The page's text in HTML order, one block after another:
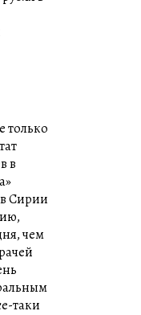
только
в
Сирии
чем
таки